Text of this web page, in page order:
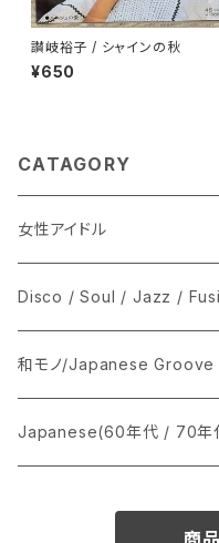
讃岐裕子 / シャインの秋
¥650
CATAGORY
女性アイドル
シングル盤
あ行
か行
LP
CD
Disco / Soul / Jazz /
シングル盤
A
12インチ・シングル
和モノ/Japanese Groove
シングル盤
Japanese(60年代 / 70年
商